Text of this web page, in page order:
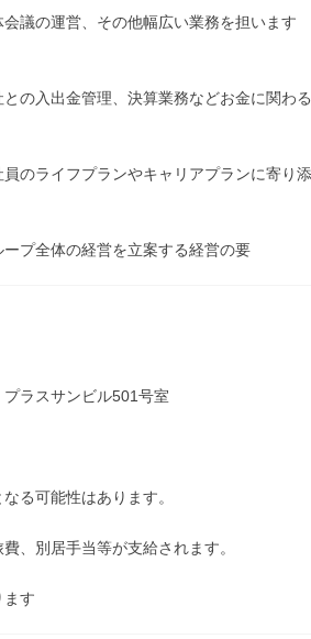
議の運営、その他幅広い業務を担います
の入出金管理、決算業務などお金に関わ
のライフプランやキャリアプランに寄り
プ全体の経営を立案する経営の要
ラスサンビル501号室
る可能性はあります。
、別居手当等が支給されます。
す